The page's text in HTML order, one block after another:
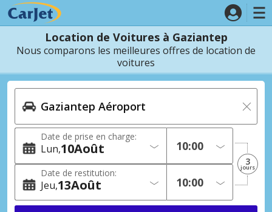
Location de Voitures à Gaziantep
Nous comparons les meilleures offres de location de
voitures
Date de prise en charge:
Lun 10Août
Date de restitution:
Jeu 13Août
3
jours